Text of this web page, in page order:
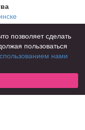
позволяет сделать
пользоваться
нами